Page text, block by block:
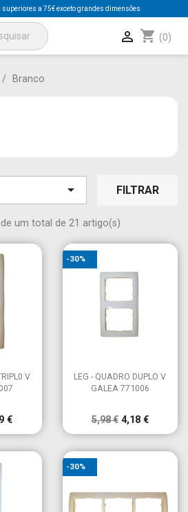
a 75€ exceto grandes dimensões
shopping_cart (0)

Branco
 FILTRAR
um total de 21 artigo(s)
V
€
 Vista rápida
LEG - QUADRO DUPLO V
GALEA 771006
5,98 € 4,18 €
-30%
-30%